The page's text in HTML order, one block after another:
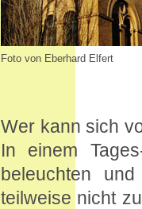
Foto von Eberhard Elfert
Wer kann sich
In einem
beleuchten
teilweise nicht